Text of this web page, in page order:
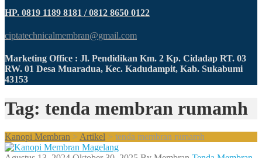
HP. 0819 1189 8181 / 0812 8650 0122
ciptatechnicalmembran@gmail.com
Marketing Office : Jl. Pendidikan Km. 2 Kp. Cidadap RT. 03
RW. 01 Desa Muaradua, Kec. Kadudampit, Kab. Sukabumi
43153
Tag: tenda membran rumamh
Kanopi Membran > Artikel > tenda membran rumamh